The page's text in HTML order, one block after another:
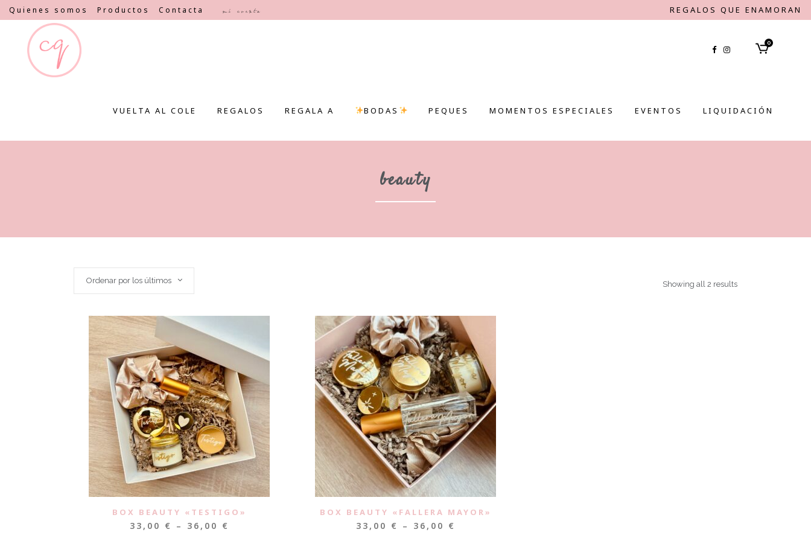
Quienes somos Productos Contacta Mi cuenta REGALOS QUE ENAMORAN
0
VUELTA AL COLE REGALOS REGALA A BODAS PEQUES MOMENTOS ESPECIALES EVENTOS LIQUIDACIÓN
beauty
Showing all 2 results
Ordenar por los últimos
BOX BEAUTY «TESTIGO»
33,00 € – 36,00 €
BOX BEAUTY «FALLERA MAYOR»
33,00 € – 36,00 €